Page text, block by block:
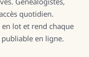
quotidien.
lot et rend chaque
en ligne.